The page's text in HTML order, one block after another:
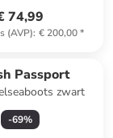
74,99
(AVP): € 200,00*
Passport
zwart
-69%